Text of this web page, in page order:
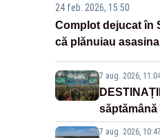
24 feb. 2026, 15:50
Complot dejucat în
că plănuiau
7 aug. 2026,
7 aug. 2026, 10:47